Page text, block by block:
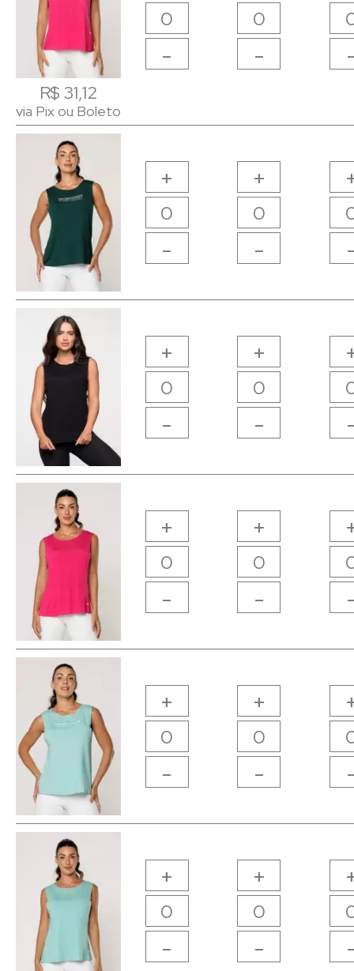
R$ 31,12
via Pix ou Boleto
- -
+
-
+
-
+
-
+
-
+
-
+
-
+
-
+
-
+
-
+
-
R$ 31,12
via Pix ou Boleto